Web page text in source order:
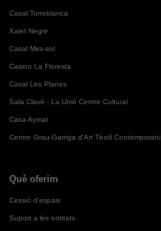
Casal Torreblanca
Xalet Negre
Casal Mira-sol
Casino La Floresta
Casal Les Planes
Sala Clavé - La Unió Centre Cultural
Casa Aymat
Centre Grau-Garriga d'Art Tèxtil Contemporani
Què oferim
Cessió d'espais
Suport a les entitats